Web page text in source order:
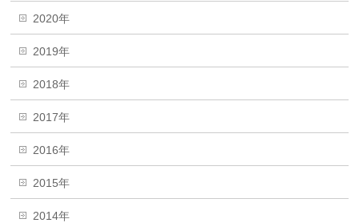
2020年
2019年
2018年
2017年
2016年
2015年
2014年